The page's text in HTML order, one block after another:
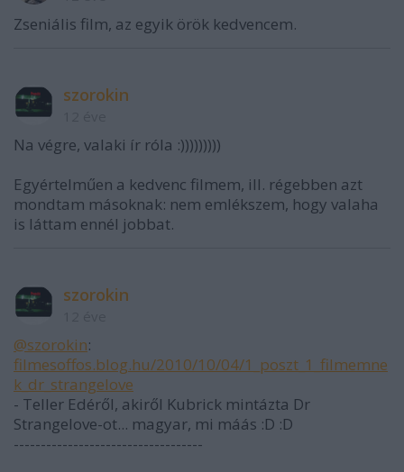
Zseniális film, az egyik örök kedvencem.
szorokin
Na végre, valaki ír róla :)))))))))
Egyértelműen a kedvenc filmem, ill. régebben azt
mondtam másoknak: nem emlékszem, hogy valaha
is láttam ennél jobbat.
szorokin
@szorokin:
filmesoffos.blog.hu/2010/10/04/1_poszt_1_filmemne
k_dr_strangelove
- Teller Edéről, akiről Kubrick mintázta Dr
Strangelove-ot... magyar, mi máás :D :D
-----------------------------------